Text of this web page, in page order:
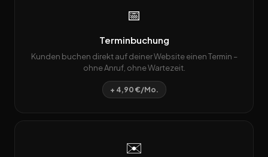
📅
Terminbuchung
Kunden buchen direkt auf deiner Website einen Termin –
ohne Anruf, ohne Wartezeit.
+ 4,90 €/Mo.
✉️